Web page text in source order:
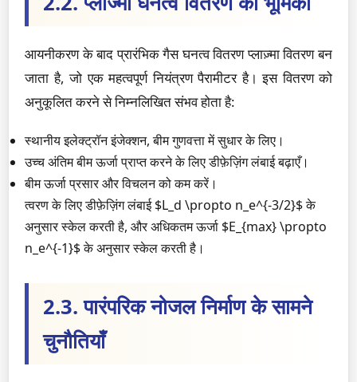
आयनीकरण के बाद प्रारंभिक गैस घनत्व वितरण प्लाज़्मा वितरण बन
जाता है, जो एक महत्वपूर्ण नियंत्रण पैरामीटर है। इस वितरण को
अनुकूलित करने से निम्नलिखित संभव होता है:
स्थानीय इलेक्ट्रॉन इंजेक्शन, बीम गुणवत्ता में सुधार के लिए।
उच्च अंतिम बीम ऊर्जा प्राप्त करने के लिए डीफ़ेज़िंग लंबाई बढ़ाएँ।
बीम ऊर्जा प्रसार और विचलन को कम करें।
त्वरण के लिए डीफ़ेज़िंग लंबाई $L_d \propto n_e^{-3/2}$ के
अनुसार स्केल करती है, और अधिकतम ऊर्जा $E_{max} \propto
n_e^{-1}$ के अनुसार स्केल करती है।
2.3. पारंपरिक नोजल निर्माण के सामने
चुनौतियाँ